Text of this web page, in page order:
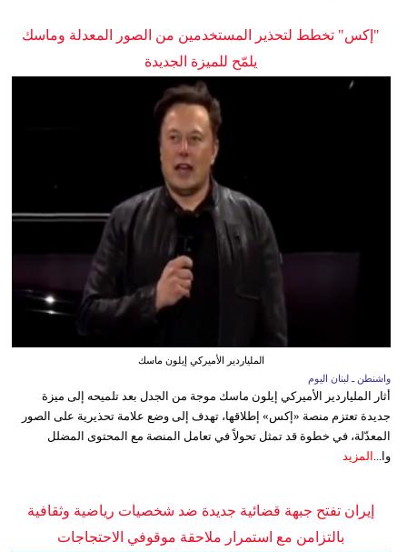
"إكس" تخطط لتحذير المستخدمين من الصور المعدلة وماسك
يلمّح للميزة الجديدة
الملياردير الأميركي إيلون ماسك
واشنطن ـ لبنان اليوم
أثار الملياردير الأميركي إيلون ماسك موجة من الجدل بعد تلميحه إلى ميزة
جديدة تعتزم منصة «إكس» إطلاقها، تهدف إلى وضع علامة تحذيرية على الصور
المعدّلة، في خطوة قد تمثل تحولاً في تعامل المنصة مع المحتوى المضلل
وا... المزيد
إيران تفتح جبهة قضائية جديدة ضد شخصيات رياضية وثقافية
بالتزامن مع استمرار ملاحقة موقوفي الاحتجاجات